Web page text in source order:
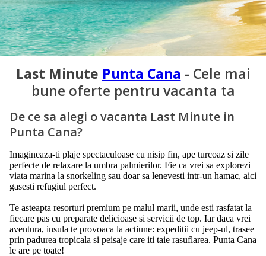
Last Minute Punta Cana - Cele mai
bune oferte pentru vacanta ta
De ce sa alegi o vacanta Last Minute in
Punta Cana?
Imagineaza-ti plaje spectaculoase cu nisip fin, ape turcoaz si zile
perfecte de relaxare la umbra palmierilor. Fie ca vrei sa explorezi
viata marina la snorkeling sau doar sa lenevesti intr-un hamac, aici
gasesti refugiul perfect.
Te asteapta resorturi premium pe malul marii, unde esti rasfatat la
fiecare pas cu preparate delicioase si servicii de top. Iar daca vrei
aventura, insula te provoaca la actiune: expeditii cu jeep-ul, trasee
prin padurea tropicala si peisaje care iti taie rasuflarea. Punta Cana
le are pe toate!